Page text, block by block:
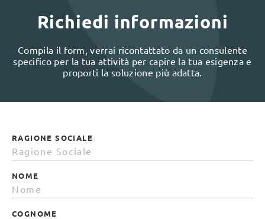
Richiedi informazioni
Compila il form, verrai ricontattato da un consulente
specifico per la tua attività per capire la tua esigenza e
proporti la soluzione più adatta.
RAGIONE SOCIALE
NOME
COGNOME